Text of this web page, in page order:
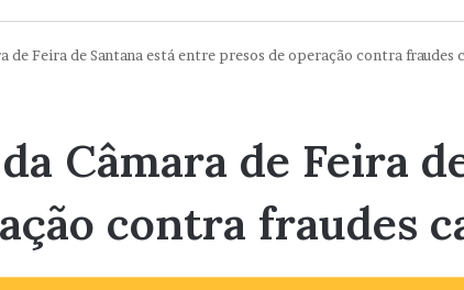
de Feira de Santana está entre presos de operação contra fraudes
Câmara de Feira
contra fraudes